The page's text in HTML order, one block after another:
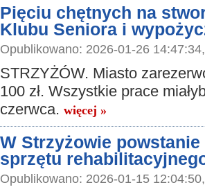
Pięciu chętnych na
Klubu Seniora i
Opublikowano: 2026-01-26
STRZYŻÓW. Miasto
100 zł. Wszystkie prace
czerwca. więcej »
W Strzyżowie
sprzętu
Opublikowano: 2026-01-15